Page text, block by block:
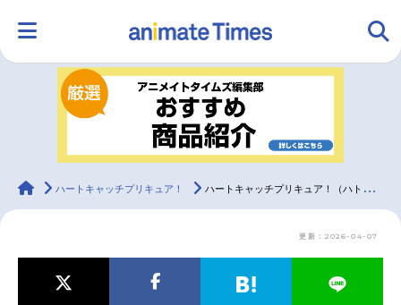
ランキング アニメ
ラジオ みんなの声
animateTimes
ハートキャッチプリキュア！ ハートキャッチプリキュア！（ハトプリ）｜アニメ声優・キャラクター・登場人物・動画配信情報・2010冬アニメ最新情報一覧
更新：2026-04-07